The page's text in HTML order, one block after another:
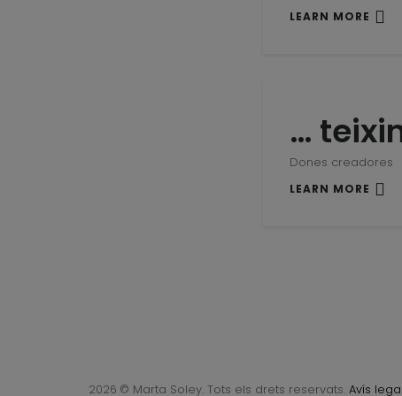
LEARN MORE
…
Dones creadores
LEARN MORE
2026 © Marta Soley. Tots els drets reservats. Avís legal